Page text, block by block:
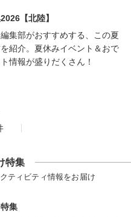
【北陸】
集部がおすすめする、この夏
紹介。夏休みイベント＆おで
情報が盛りだくさん！
特集
ティビティ情報をお届け
集